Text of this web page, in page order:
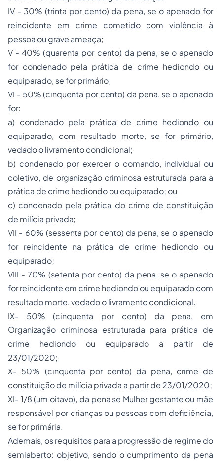
IV - 30% (trinta por cento) da pena, se o apenado for
reincidente em crime cometido com violência à
pessoa ou grave ameaça;
V - 40% (quarenta por cento) da pena, se o apenado
for condenado pela prática de crime hediondo ou
equiparado, se for primário;
VI - 50% (cinquenta por cento) da pena, se o apenado
for:
a) condenado pela prática de crime hediondo ou
equiparado, com resultado morte, se for primário,
vedado o livramento condicional;
b) condenado por exercer o comando, individual ou
coletivo, de organização criminosa estruturada para a
prática de crime hediondo ou equiparado; ou
c) condenado pela prática do crime de constituição
de milícia privada;
VII - 60% (sessenta por cento) da pena, se o apenado
for reincidente na prática de crime hediondo ou
equiparado;
VIII - 70% (setenta por cento) da pena, se o apenado
for reincidente em crime hediondo ou equiparado com
resultado morte, vedado o livramento condicional.
IX- 50% (cinquenta por cento) da pena, em
Organização criminosa estruturada para prática de
crime hediondo ou equiparado a partir de
23/01/2020;
X- 50% (cinquenta por cento) da pena, crime de
constituição de milícia privada a partir de 23/01/2020;
XI- 1/8 (um oitavo), da pena se Mulher gestante ou mãe
responsável por crianças ou pessoas com deficiência,
se for primária.
Ademais, os requisitos para a progressão de regime do
semiaberto: objetivo, sendo o cumprimento da pena